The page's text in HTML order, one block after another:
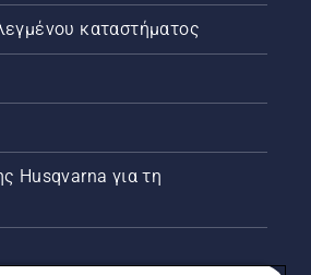
καταστήματος
Husqvarna για τη